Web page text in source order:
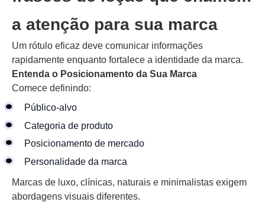
a atenção para sua marca
Um rótulo eficaz deve comunicar informações
rapidamente enquanto fortalece a identidade da marca.
Entenda o Posicionamento da Sua Marca
Comece definindo:
Público-alvo
Categoria de produto
Posicionamento de mercado
Personalidade da marca
Marcas de luxo, clínicas, naturais e minimalistas exigem
abordagens visuais diferentes.